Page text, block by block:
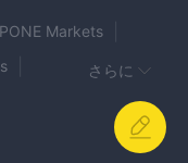
Markets
さらに